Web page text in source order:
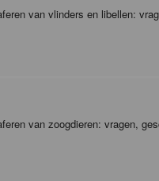
van vlinders en libellen:
van zoogdieren: vragen,